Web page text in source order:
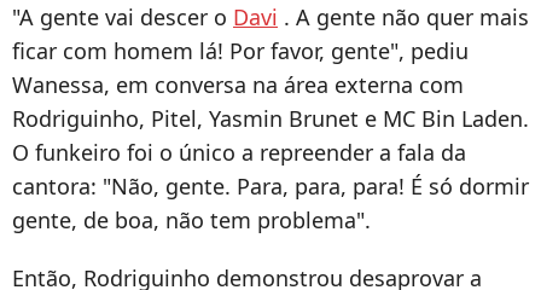
"A gente vai descer o Davi . A gente não quer mais
ficar com homem lá! Por favor, gente", pediu
Wanessa, em conversa na área externa com
Rodriguinho, Pitel, Yasmin Brunet e MC Bin Laden.
O funkeiro foi o único a repreender a fala da
cantora: "Não, gente. Para, para, para! É só dormir
gente, de boa, não tem problema".
Então, Rodriguinho demonstrou desaprovar a